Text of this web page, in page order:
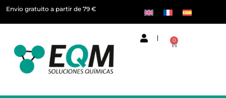
Envio gratuito a partir de 79 €
0